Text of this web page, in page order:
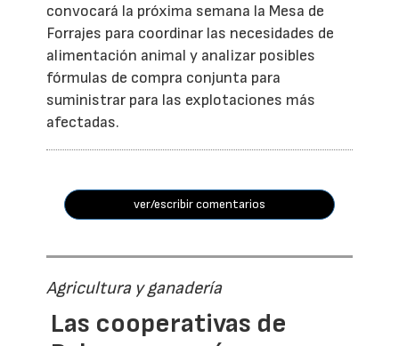
convocará la próxima semana la Mesa de
Forrajes para coordinar las necesidades de
alimentación animal y analizar posibles
fórmulas de compra conjunta para
suministrar para las explotaciones más
afectadas.
ver/escribir comentarios
Agricultura y ganadería
Las cooperativas de